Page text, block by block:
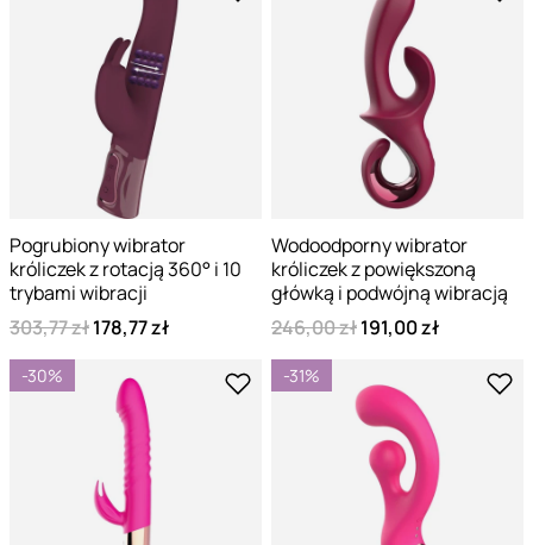
Pogrubiony wibrator
króliczek z rotacją 360° i 10
trybami wibracji
303,77 zł178,77 zł
Wodoodporny wibrator
króliczek z powiększoną
główką i podwójną wibracją
246,00 zł191,00 zł
-30% -31%